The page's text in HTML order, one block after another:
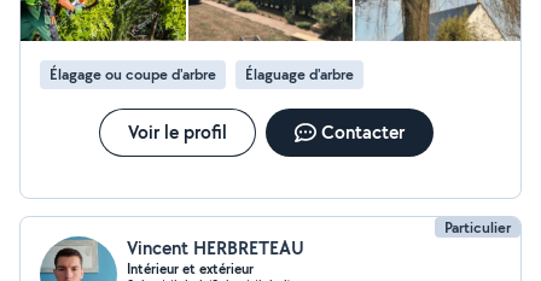
Élagage ou coupe d'arbre Élaguage d'arbre
Voir le profil Contacter
Particulier
Vincent HERBRETEAU
Intérieur et extérieur